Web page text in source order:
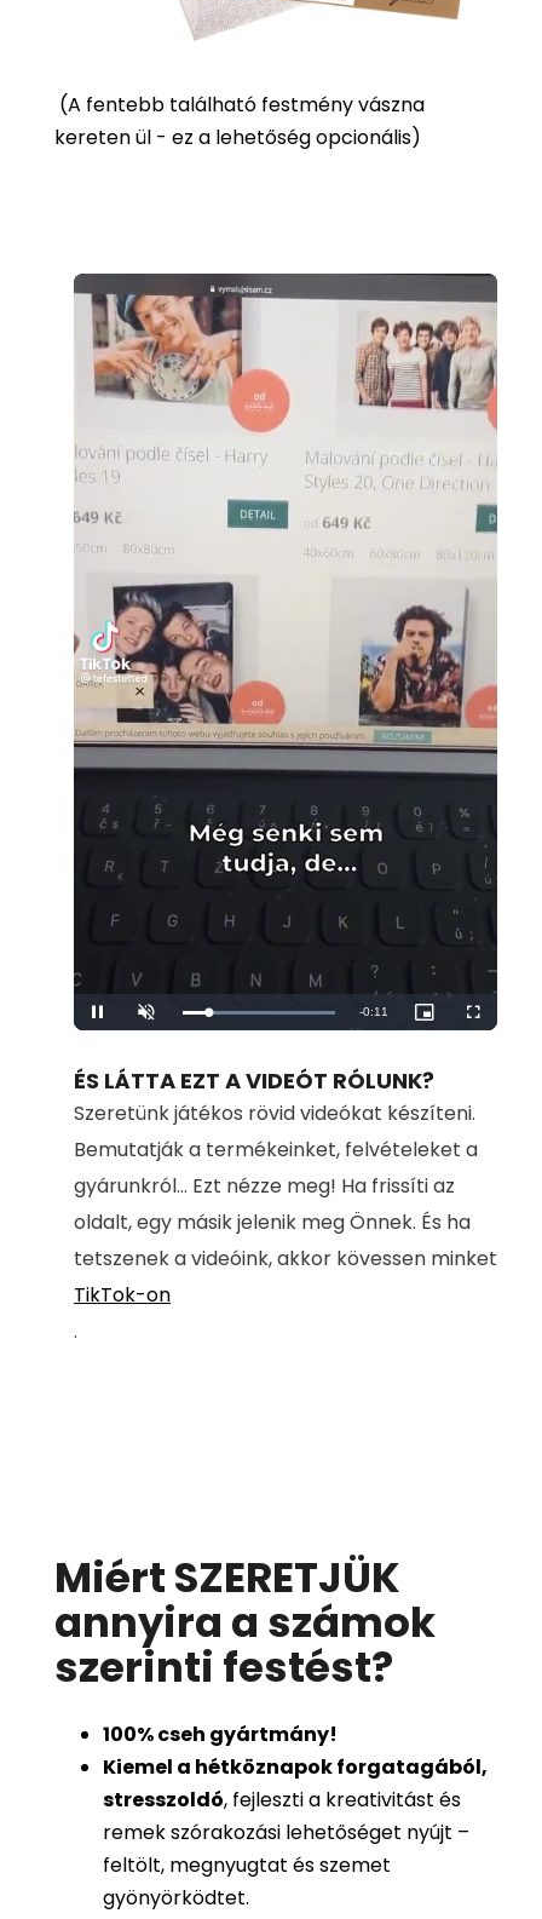
(A fentebb található festmény vászna
kereten ül - ez a lehetőség opcionális)
Pause Unmute Loaded:
100.00%
Remaining
-0:11
Picture-
in-
Fullscreen
ÉS LÁTTA EZT A VIDEÓT RÓLUNK?
Szeretünk játékos rövid videókat készíteni.
Bemutatják a termékeinket, felvételeket a
gyárunkról... Ezt nézze meg! Ha frissíti az
oldalt, egy másik jelenik meg Önnek. És ha
tetszenek a videóink, akkor kövessen minket
TikTok-on
.
Miért SZERETJÜK
annyira a számok
szerinti festést?
100%cseh gyártmány!
Kiemel a hétköznapok forgatagából,
stresszoldó, fejleszti a kreativitást és
remek szórakozási lehetőséget nyújt –
feltölt, megnyugtat és szemet
gyönyörködtet.